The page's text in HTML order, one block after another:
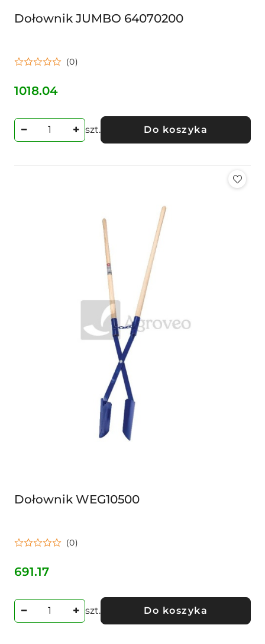
Dołownik JUMBO 64070200
(0)
Cena:
1018.04
szt. Do koszyka
Dołownik WEG10500
(0)
Cena:
691.17
szt. Do koszyka